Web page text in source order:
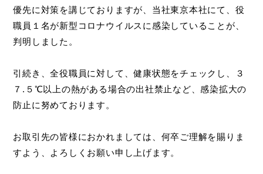
優先に対策を講じておりますが、当社東京本社にて、役
職員１名が新型コロナウイルスに感染していることが、
判明しました。
引続き、全役職員に対して、健康状態をチェックし、３
７.５℃以上の熱がある場合の出社禁止など、感染拡大の
防止に努めております。
お取引先の皆様におかれましては、何卒ご理解を賜りま
すよう、よろしくお願い申し上げます。